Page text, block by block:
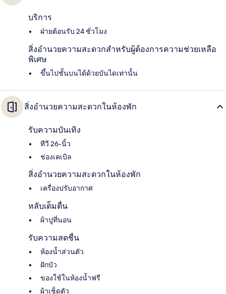
บริการ
ฝ่ายต้อนรับ 24 ชั่วโมง
สิ่งอำนวยความสะดวกสำหรับผู้ต้องการความช่วยเหลือ
พิเศษ
ขึ้นไปชั้นบนได้ด้วยบันไดเท่านั้น
สิ่งอำนวยความสะดวกในห้องพัก
รับความบันเทิง
ทีวี 26-นิ้ว
ช่องเคเบิล
สิ่งอำนวยความสะดวกในห้องพัก
เครื่องปรับอากาศ
หลับเต็มตื่น
ผ้าปูที่นอน
รับความสดชื่น
ห้องน้ำส่วนตัว
ฝักบัว
ของใช้ในห้องน้ำฟรี
ผ้าเช็ดตัว